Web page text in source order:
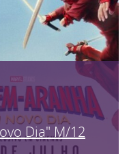
Dia" M/12